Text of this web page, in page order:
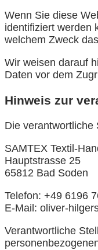
Wenn Sie diese
identifiziert werden
welchem Zweck
Wir weisen darauf
Daten vor dem
Hinweis zur
Die verantwortliche
SAMTEX Textil-
Hauptstrasse 25
65812 Bad Soden
Telefon: +49 6196
E-Mail: oliver-
Verantwortliche